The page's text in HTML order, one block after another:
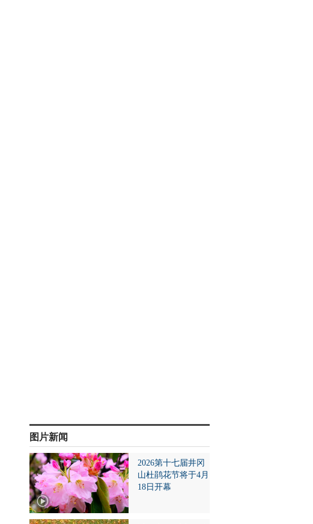
图片新闻
2026第十七届井冈
山杜鹃花节将于4月
18日开幕